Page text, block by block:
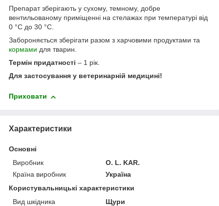
Препарат зберігають у сухому, темному, добре
вентильованому приміщенні на стелажах при температурі від
0 °С до 30 °С.
Забороняється зберігати разом з харчовими продуктами та
кормами для тварин.
Термін придатності – 1 рік.
Для застосування у ветеринарній медицині!
Приховати
Характеристики
Основні
Виробник
O. L. KAR.
Країна виробник
Україна
Користувальницькі характеристики
Вид шкідника
Щури